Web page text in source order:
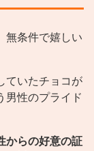
無条件で嬉しい
ていたチョコが
男性のプライド
からの好意の証